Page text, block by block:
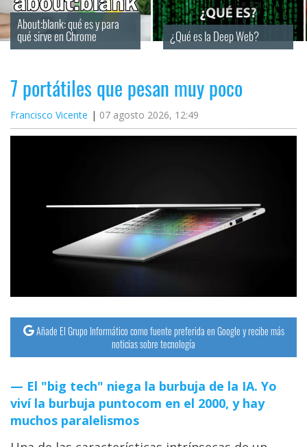
About:blank: qué es y para
qué sirve en Chrome ¿Qué es la Deep Web?
7 portátiles que pesan muy poco
Francisco Vicente 07 agosto 2026, 12:49
Añade El Grupo Informático como fuente preferida en Google y recibe más
noticias sobre tecnología
El "big tech" niega la burbuja de la IA. Yo
viví la burbuja puntocom en el 2000, y hay
muchos paralelismos